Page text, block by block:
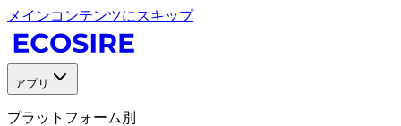
メインコンテンツにスキップ
アプリ
プラットフォーム別